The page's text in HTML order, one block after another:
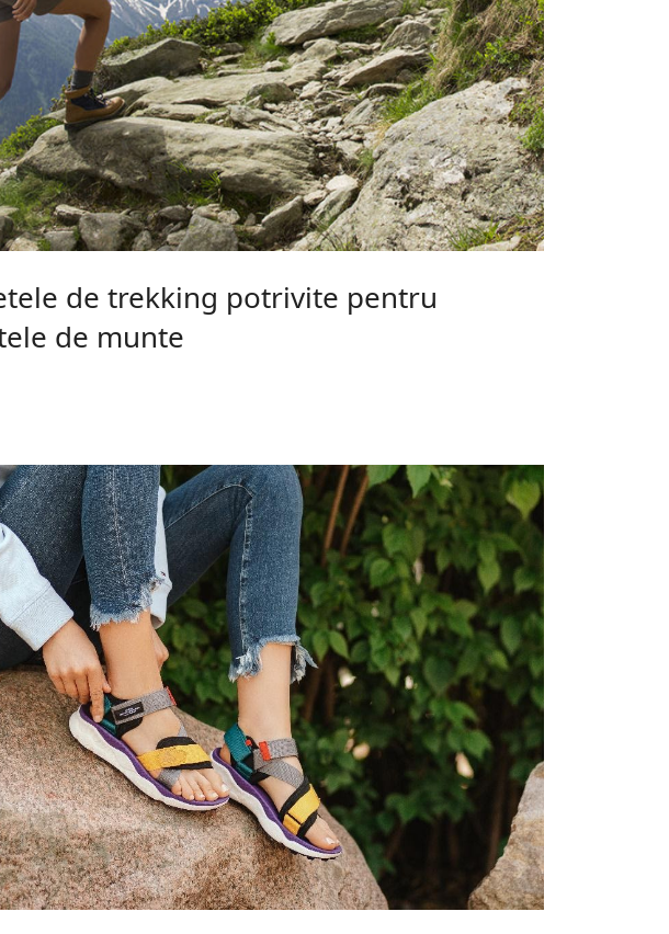
de trekking potrivite pentru
de munte